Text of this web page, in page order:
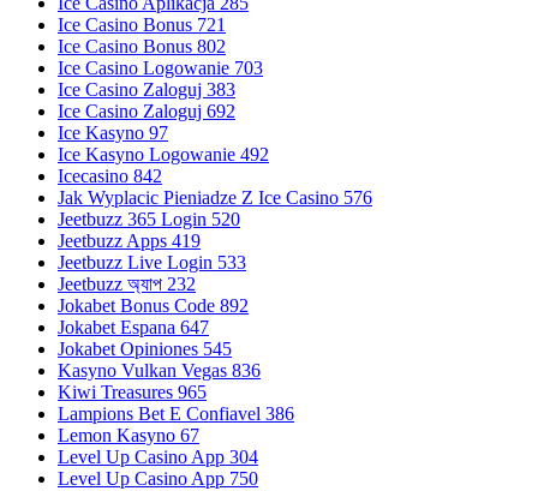
Ice Casino Bonus 721
Ice Casino Bonus 802
Ice Casino Logowanie 703
Ice Casino Zaloguj 383
Ice Casino Zaloguj 692
Ice Kasyno 97
Ice Kasyno Logowanie 492
Icecasino 842
Jak Wyplacic Pieniadze Z Ice Casino 576
Jeetbuzz 365 Login 520
Jeetbuzz Apps 419
Jeetbuzz Live Login 533
Jeetbuzz অ্যাপ 232
Jokabet Bonus Code 892
Jokabet Espana 647
Jokabet Opiniones 545
Kasyno Vulkan Vegas 836
Kiwi Treasures 965
Lampions Bet E Confiavel 386
Lemon Kasyno 67
Level Up Casino App 304
Level Up Casino App 750